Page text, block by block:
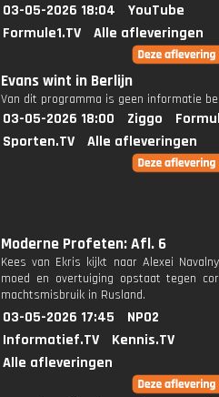
03-05-2026 18:04
YouTube
Formule1.TV
Alle afleveringen
Evans wint in Berlijn
Van dit programma is geen informatie
03-05-2026 18:00 Ziggo
Sporten.TV
Alle afleveringen
Moderne Profeten: Afl. 6
Kees van Ekris kijkt naar Alexei
moed en overtuiging opstaat tegen
machtsmisbruik in Rusland.
03-05-2026 17:45
NPO2
Informatief.TV
Kennis.TV
Alle afleveringen